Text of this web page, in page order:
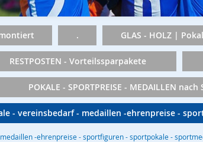
. GLAS - HOLZ |
RESTPOSTEN - Vorteilssparpakete
POKALE - SPORTPREISE - MEDAILLEN
- vereinsbedarf - medaillen -ehrenpreise -
-ehrenpreise - sportfiguren - sportpokale -